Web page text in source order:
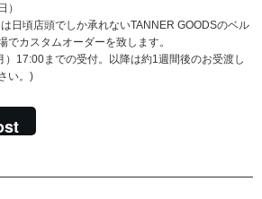
）
日頃店頭でしか承れないTANNER GOODSのベル
でカスタムオーダーを致します。
）17:00までの受付。以降は約1週間後のお受渡し
い。)